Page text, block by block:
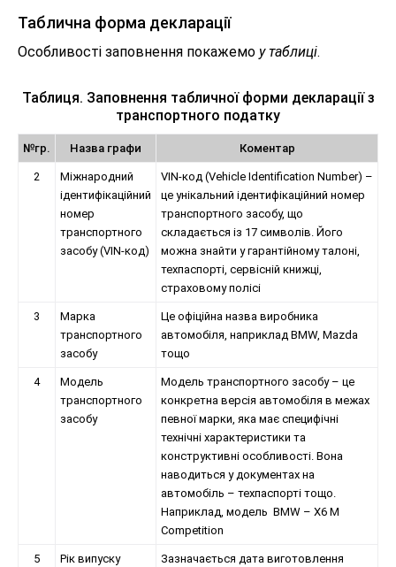
Таблична форма декларації
Особливості заповнення покажемо у таблиці.
Таблиця. Заповнення табличної форми декларації з
транспортного податку
№гр. Назва графи Коментар
2
Міжнародний
ідентифікаційний
номер
транспортного
засобу (VIN-код)
VIN-код (Vehicle Identification Number) –
це унікальний ідентифікаційний номер
транспортного засобу, що
складається із 17 символів. Його
можна знайти у гарантійному талоні,
техпаспорті, сервісній книжці,
страховому полісі
3
Марка
транспортного
засобу
Це офіційна назва виробника
автомобіля, наприклад BMW, Mazda
тощо
4
Модель
транспортного
засобу
Модель транспортного засобу – це
конкретна версія автомобіля в межах
певної марки, яка має специфічні
технічні характеристики та
конструктивні особливості. Вона
наводиться у документах на
автомобіль – техпаспорті тощо.
Наприклад, модель BMW – X6 M
Competition
5
Рік випуску
Зазначається дата виготовлення